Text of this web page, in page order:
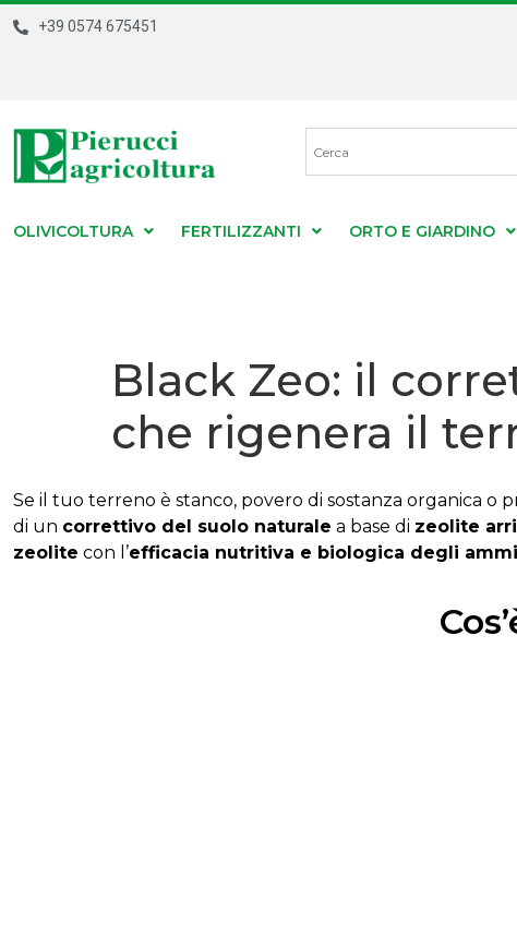
+39 0574 675451
OLIVICOLTURA FERTILIZZANTI ORTO E GIARDINO
Black Zeo: il
che rigenera il
Se il tuo terreno è stanco, povero di sostanza organica o
di un correttivo del suolo naturale a base di zeolite
zeolite con l’efficacia nutritiva e biologica degli